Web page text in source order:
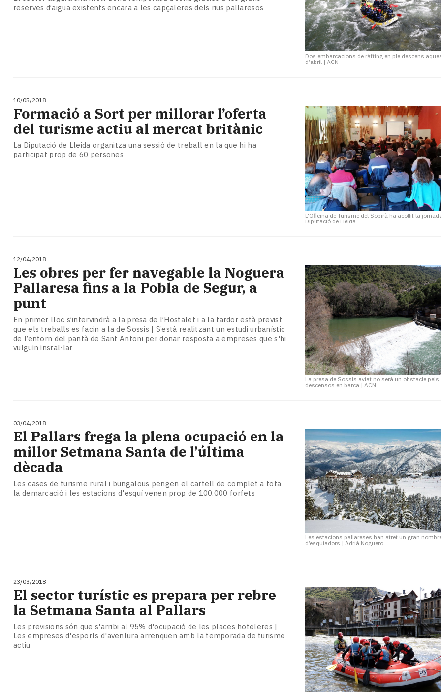
Dos embarcacions de ràfting en ple descens
d’abril |ACN
reserves d’aigua existents encara a les capçaleres dels rius pallaresos
10/05/2018
L'Oficina de Turisme del Sobirà ha acollit la
Diputació de Lleida
Formació a Sort per millorar l’oferta
del turisme actiu al mercat britànic
La Diputació de Lleida organitza una sessió de treball en la que hi ha
participat prop de 60 persones
12/04/2018
La presa de Sossís aviat no serà un obstacle pels
descensos en barca | ACN
Les obres per fer navegable la Noguera
Pallaresa fins a la Pobla de Segur, a
punt
En primer lloc s’intervindrà a la presa de l’Hostalet i a la tardor està previst
que els treballs es facin a la de Sossís | S’està realitzant un estudi urbanístic
de l’entorn del pantà de Sant Antoni per donar resposta a empreses que s'hi
vulguin instal·lar
03/04/2018
Les estacions pallareses han atret un gran
d’esquiadors |Adrià Noguero
El Pallars frega la plena ocupació en la
millor Setmana Santa de l’última
dècada
Les cases de turisme rural i bungalous pengen el cartell de complet a tota
la demarcació i les estacions d'esquí venen prop de 100.000 forfets
23/03/2018
El sector turístic es prepara per rebre
la Setmana Santa al Pallars
Les previsions són que s'arribi al 95% d'ocupació de les places hoteleres |
Les empreses d'esports d'aventura arrenquen amb la temporada de turisme
actiu